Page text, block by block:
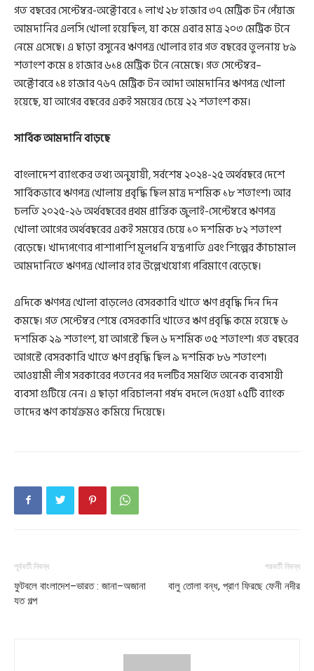
গত বছরের সেপ্টেম্বর-অক্টোবরে ১ লাখ ২৮ হাজার ৩৭ মেট্রিক টন পেঁয়াজ
আমদানির এলসি খোলা হয়েছিল, যা কমে এবার মাত্র ২০৩ মেট্রিক টনে
নেমে এসেছে। এ ছাড়া রসুনের ঋণপত্র খোলার হার গত বছরের তুলনায় ৮৯
শতাংশ কমে ৪ হাজার ৬১৪ মেট্রিক টনে নেমেছে। গত সেপ্টেম্বর–
অক্টোবরে ১৪ হাজার ৭৬৭ মেট্রিক টন আদা আমদানির ঋণপত্র খোলা
হয়েছে, যা আগের বছরের একই সময়ের চেয়ে ২২ শতাংশ কম।
সার্বিক আমদানি বাড়ছে
বাংলাদেশ ব্যাংকের তথ্য অনুযায়ী, সর্বশেষ ২০২৪-২৫ অর্থবছরে দেশে
সার্বিকভাবে ঋণপত্র খোলায় প্রবৃদ্ধি ছিল মাত্র দশমিক ১৮ শতাংশ। আর
চলতি ২০২৫-২৬ অর্থবছরের প্রথম প্রান্তিক জুলাই-সেপ্টেম্বরে ঋণপত্র
খোলা আগের অর্থবছরের একই সময়ের চেয়ে ১০ দশমিক ৮২ শতাংশ
বেড়েছে। খাদ্যপণ্যের পাশাপাশি মূলধনি যন্ত্রপাতি এবং শিল্পের কাঁচামাল
আমদানিতে ঋণপত্র খোলার হার উল্লেখযোগ্য পরিমাণে বেড়েছে।
এদিকে ঋণপত্র খোলা বাড়লেও বেসরকারি খাতে ঋণ প্রবৃদ্ধি দিন দিন
কমছে। গত সেপ্টেম্বর শেষে বেসরকারি খাতের ঋণ প্রবৃদ্ধি কমে হয়েছে ৬
দশমিক ২৯ শতাংশ, যা আগস্টে ছিল ৬ দশমিক ৩৫ শতাংশ। গত বছরের
আগস্টে বেসরকারি খাতে ঋণ প্রবৃদ্ধি ছিল ৯ দশমিক ৮৬ শতাংশ।
আওয়ামী লীগ সরকারের পতনের পর দলটির সমর্থিত অনেক ব্যবসায়ী
ব্যবসা গুটিয়ে নেন। এ ছাড়া পরিচালনা পর্ষদ বদলে দেওয়া ১৫টি ব্যাংক
তাদের ঋণ কার্যক্রমও কমিয়ে দিয়েছে।
পূর্ববর্তী নিবন্ধ
ফুটবলে বাংলাদেশ–ভারত : জানা–অজানা
যত গল্প
পরবর্তী নিবন্ধ
বালু তোলা বন্ধ, প্রাণ ফিরছে ফেনী নদীর